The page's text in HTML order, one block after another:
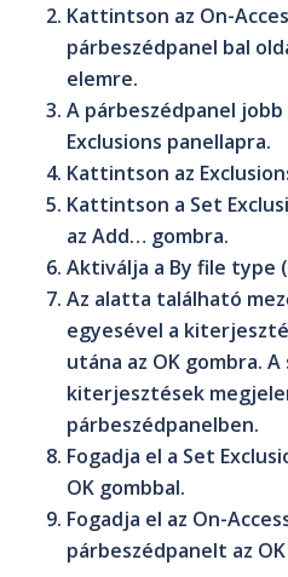
Kattintson az On-
párbeszédpanel bal
elemre.
A párbeszédpanel
Exclusions panellapra.
Kattintson az
Kattintson a Set
az Add… gombra.
Aktiválja a By file type
Az alatta található
egyesével a
utána az OK gombra.
kiterjesztések
párbeszédpanelben.
Fogadja el a Set
OK gombbal.
Fogadja el az On-
párbeszédpanelt az OK